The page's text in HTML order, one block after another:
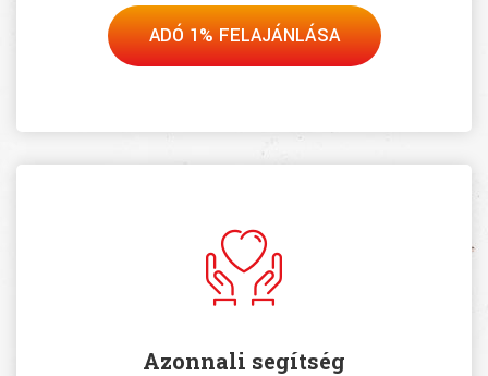
ADÓ 1% FELAJÁNLÁSA
Azonnali segítség